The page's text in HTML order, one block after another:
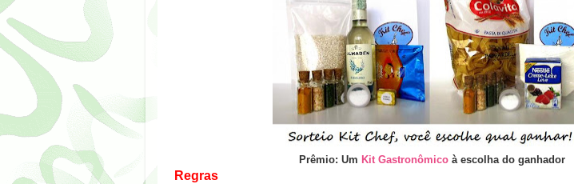
Prêmio: Um Kit Gastronômico à escolha do ganhador
Regras